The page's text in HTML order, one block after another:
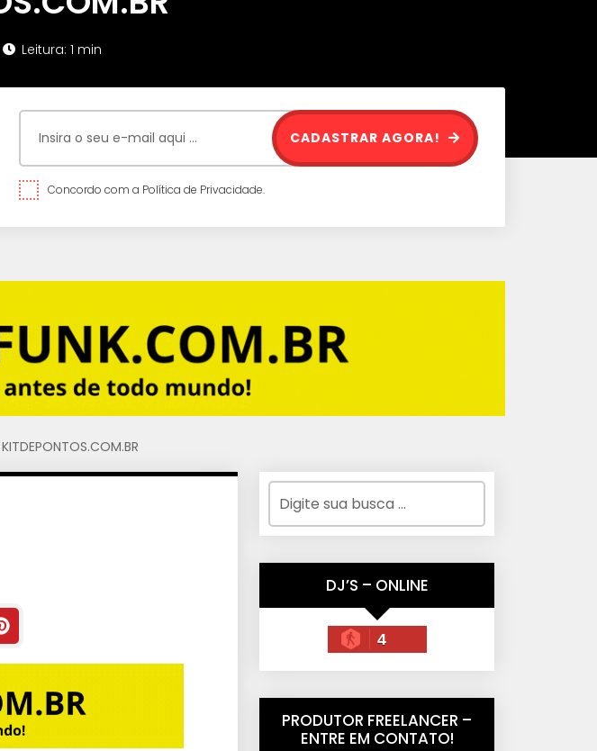
Leitura: 1 min
Concordo com a Política de Privacidade.
CADASTRAR AGORA!
DJ’S – ONLINE
4
PRODUTOR FREELANCER –
ENTRE EM CONTATO!